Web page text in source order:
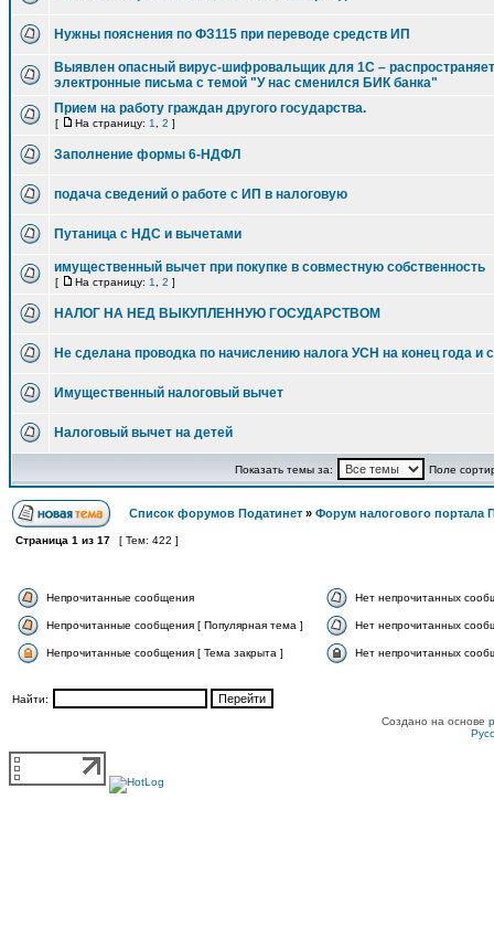
Нужны пояснения по ФЗ115 при переводе средств ИП
Выявлен опасный вирус-шифровальщик для 1С –
электронные письма с темой "У нас сменился БИК банка"
Прием на работу граждан другого государства.
[ На страницу: 1 2 ]
Заполнение формы 6-НДФЛ
подача сведений о работе с ИП в налоговую
Путаница с НДС и вычетами
имущественный вычет при покупке в совместную собственность
[ На страницу: 1 2 ]
НАЛОГ НА НЕД ВЫКУПЛЕННУЮ ГОСУДАРСТВОМ
Не сделана проводка по начислению налога УСН на конец года и
Имущественный налоговый вычет
Налоговый вычет на детей
Показать темы за: Поле
Список форумов Податинет » Форум налогового портала
Страница 1 из 17 [ Тем: 422 ]
Непрочитанные сообщения Нет непрочитанных
Непрочитанные сообщения [ Популярная тема ] Нет непрочитанных
Непрочитанные сообщения [ Тема закрыта ] Нет непрочитанных
Найти:
Создано на основе